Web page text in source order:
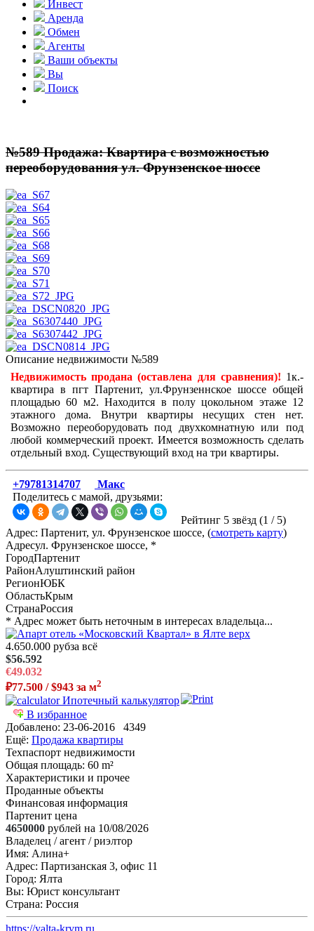
Инвест
Аренда
Обмен
Агенты
Ваши объекты
Вы
Поиск
№589 Продажа: Квартира с возможностью
переоборудования ул. Фрунзенское шоссе
Описание недвижимости №589
Недвижимость продана (оставлена для сравнения)! 1к.-
квартира в пгт Партенит, ул.Фрунзеннское шоссе общей
площадью 60 м2. Находится в полу цокольном этаже 12
этажного дома. Внутри квартиры несущих стен нет.
Возможно переоборудовать под двухкомнатную или под
любой коммерческий проект. Имеется возможность сделать
отдельный вход. Существующий вход на три квартиры.
+79781314707
Макс
Поделитесь с мамой, друзьями:
Рейтинг 5 звёзд (1 / 5)
Адрес: Партенит, ул. Фрунзенское шоссе, (смотреть карту)
Адресул. Фрунзенское шоссе, *
ГородПартенит
РайонАлуштинский район
РегионЮБК
ОбластьКрым
СтранаРоссия
* Адрес может быть неточным в интересах владельца...
4.650.000 рубза всё
$56.592
€49.032
₽77.500 / $943 за м2
Ипотечный калькулятор
В избранное
Добавлено: 23-06-2016 4349
Ещё: Продажа квартиры
Техпаспорт недвижимости
Общая площадь: 60 m²
Характеристики и прочее
Проданные объекты
Финансовая информация
Партенит цена
4650000 рублей на 10/08/2026
Владелец / агент / риэлтор
Имя: Алина+
Адрес: Партизанская 3, офис 11
Город: Ялта
Вы: Юрист консультант
Страна: Россия